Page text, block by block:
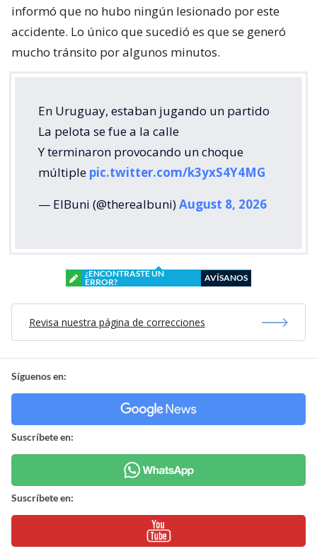
informó que no hubo ningún lesionado por este
accidente. Lo único que sucedió es que se generó
mucho tránsito por algunos minutos.
En Uruguay, estaban jugando un partido
La pelota se fue a la calle
Y terminaron provocando un choque
múltiple pic.twitter.com/k3yxS4Y4MG
— ElBuni (@therealbuni)August 8, 2026
¿ENCONTRASTE UN
ERROR?
AVÍSANOS
Revisa nuestra página de correcciones
Síguenos en:
Suscríbete en:
Suscríbete en: